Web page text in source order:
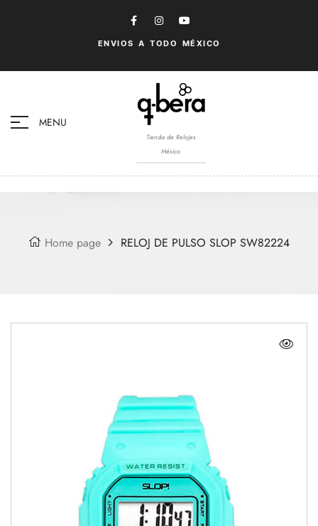
ENVIOS A TODO MÉXICO
MENU
Tienda de Relojes
México
Home page RELOJ DE PULSO SLOP SW82224